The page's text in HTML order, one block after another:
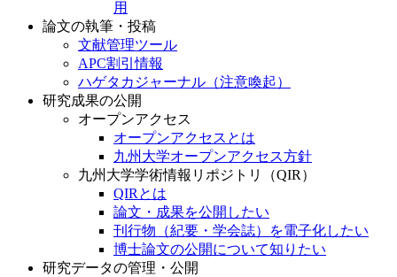
用
論文の執筆・投稿
文献管理ツール
APC割引情報
ハゲタカジャーナル（注意喚起）
研究成果の公開
オープンアクセス
オープンアクセスとは
九州大学オープンアクセス方針
九州大学学術情報リポジトリ（QIR）
QIRとは
論文・成果を公開したい
刊行物（紀要・学会誌）を電子化したい
博士論文の公開について知りたい
研究データの管理・公開